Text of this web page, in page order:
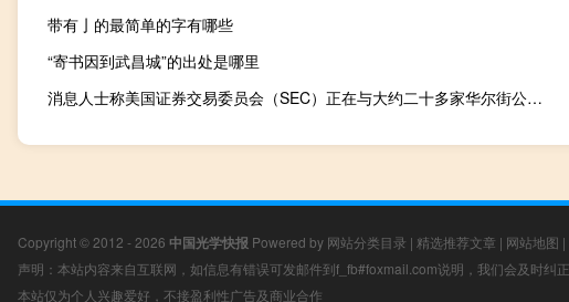
带有亅的最简单的字有哪些
“寄书因到武昌城”的出处是哪里
消息人士称美国证券交易委员会（SEC）正在与大约二十多家华尔街公司接近达成和解解决对记录保管不当的调查约二十名经纪人、投资顾问将支付罚款承认不当行为并同意进行补救措施
Copyright © 2012 - 2026 中国光学快报 Powered by 网站分类目录 | 精选推荐文章 | 网站地图 |
声明：本站内容来自互联网，如信息有错误可发邮件到f_fb#foxmail.com说明，我们会及时纠
本站仅为个人兴趣爱好，不接盈利性广告及商业合作